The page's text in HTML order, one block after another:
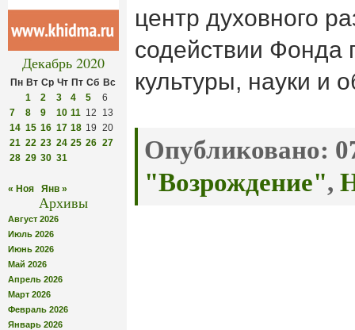
Декабрь 2020
Пн Вт Ср Чт Пт Сб Вс
1
2 3 4 5
6
7
8 9 10 11 12
13
14 15 16 17 18 19 20
21 22 23 24 25 26 27
28 29 30 31
« Ноя Янв »
Архивы
Август 2026
Июль 2026
Июнь 2026
Май 2026
Апрель 2026
Март 2026
Февраль 2026
Январь 2026
центр духовного
содействии Фонда
культуры, науки и
Опубликовано:
"Возрождение",